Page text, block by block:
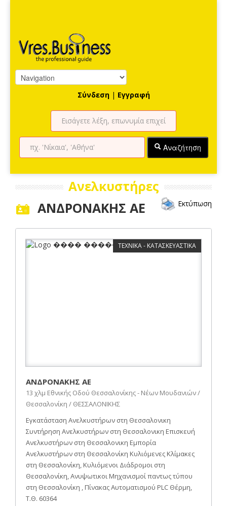
Σύνδεση | Εγγραφή
Αναζήτηση
Ανελκυστήρες
ΑΝΔΡΟΝΑΚΗΣ ΑΕ Εκτύπωση
ΤΕΧΝΙΚΑ - ΚΑΤΑΣΚΕΥΑΣΤΙΚΑ
ΑΝΔΡΟΝΑΚΗΣ ΑΕ
13 χλμ Εθνικής Οδού Θεσσαλονίκης - Νέων Μουδανιών /
Θεσσαλονίκη / ΘΕΣΣΑΛΟΝΙΚΗΣ
Εγκατάσταση Ανελκυστήρων στη Θεσσαλονικη
Συντήρηση Ανελκυστήρων στη Θεσσαλονικη Επισκευή
Ανελκυστήρων στη Θεσσαλονικη Εμπορία
Ανελκυστήρων στη Θεσσαλονίκη Κυλιόμενες Κλίμακες
στη Θεσσαλονίκη, Κυλιόμενοι Διάδρομοι στη
Θεσσαλονίκη, Ανυψωτικοι Μηχανισμοί παντως τύπου
στη Θεσσαλονίκη , Πίνακας Αυτοματισμού PLC Θέρμη,
Τ.Θ. 60364